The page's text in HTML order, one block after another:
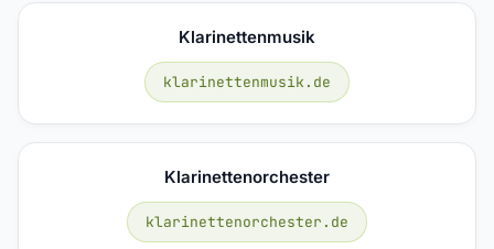
Klarinettenmusik
klarinettenmusik.de
Klarinettenorchester
klarinettenorchester.de